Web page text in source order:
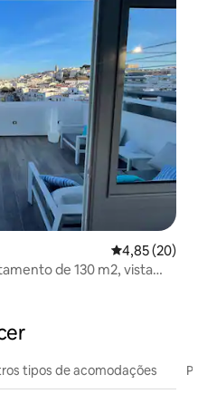
4,85 de uma
4,85 (20)
de 130 m2, vista
tipos de acomodações